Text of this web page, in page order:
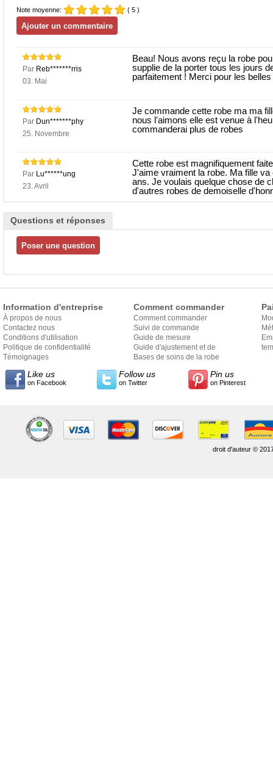
Note moyenne: ( 5 )
Par Reb*******rris
03. Mai
Beau! Nous avons reçu la robe
supplie de la porter tous les jours
parfaitement ! Merci pour les
Par Dun*******phy
25. Novembre
Je commande cette robe ma ma
nous l'aimons elle est venue à
commanderai plus de robes
Par Lu******ung
23. Avril
Cette robe est magnifiquement
J'aime vraiment la robe. Ma fille
ans. Je voulais quelque chose de
d'autres robes de demoiselle
Questions et réponses
Information d'entreprise
À propos de nous
Contactez nous
Conditions d'utilisation
Politique de confidentialité
Témoignages
Comment commander
Comment commander
Suivi de commande
Guide de mesure
Guide d'ajustement et de
style
Bases de soins de la robe
Like us
on Facebook
Follow us
on Twitter
Pin us
on Pinterest
droit d'auteur ©